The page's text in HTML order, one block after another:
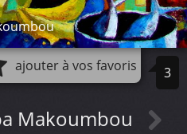
ajouter à vos favoris 3
Makoumbou